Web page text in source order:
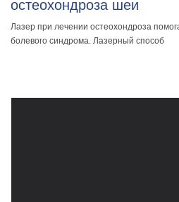
остеохондроза шеи
Лазер при лечении остеохондроза
болевого синдрома. Лазерный способ